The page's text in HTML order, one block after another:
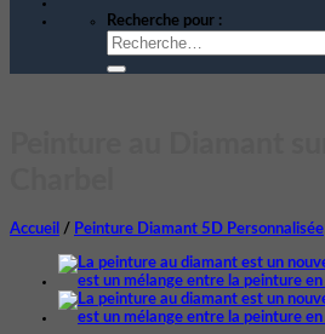
Recherche pour :
Accueil / Peinture Diamant 5D Personnalisée